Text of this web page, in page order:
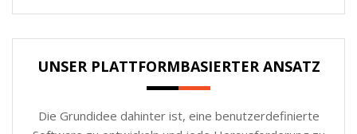
UNSER PLATTFORMBASIERTER ANSATZ
Die Grundidee dahinter ist, eine benutzerdefinierte